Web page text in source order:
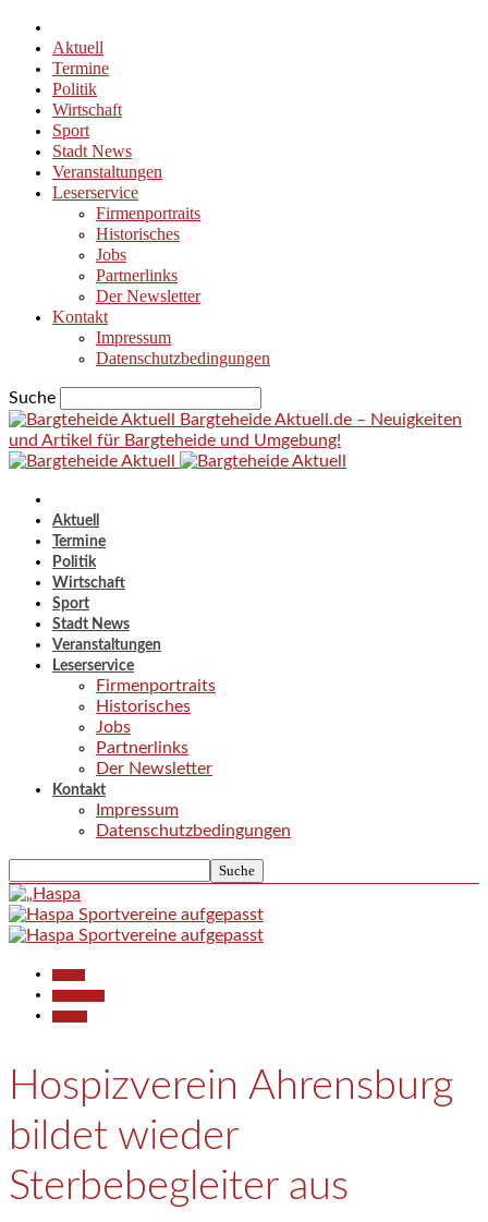
Aktuell
Termine
Politik
Wirtschaft
Sport
Stadt News
Veranstaltungen
Leserservice
Firmenportraits
Historisches
Jobs
Partnerlinks
Der Newsletter
Kontakt
Impressum
Datenschutzbedingungen
Suche
Bargteheide Aktuell.de – Neuigkeiten
und Artikel für Bargteheide und Umgebung!
Aktuell
Termine
Politik
Wirtschaft
Sport
Stadt News
Veranstaltungen
Leserservice
Firmenportraits
Historisches
Jobs
Partnerlinks
Der Newsletter
Kontakt
Impressum
Datenschutzbedingungen
Hospizverein Ahrensburg
bildet wieder
Sterbebegleiter aus